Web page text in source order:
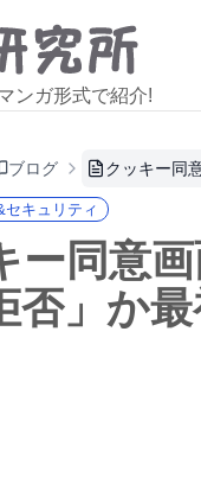
ンガ形式で紹介!
ブログ クッキー同
セキュリティ
ー同意
否」か